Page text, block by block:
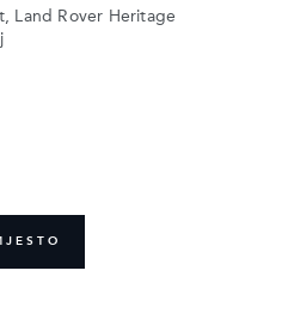
Land Rover Heritage